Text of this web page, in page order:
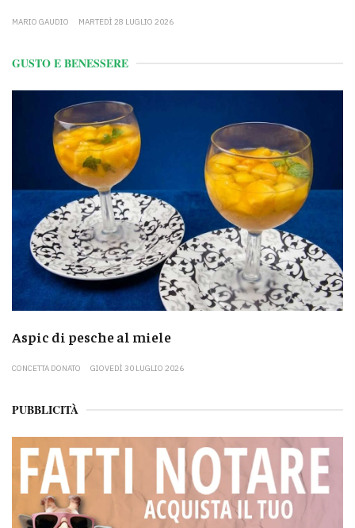
MARIO GAUDIO MARTEDÌ 28 LUGLIO 2026
GUSTO E BENESSERE
Aspic di pesche al miele
CONCETTA DONATO GIOVEDÌ 30 LUGLIO 2026
PUBBLICITÀ